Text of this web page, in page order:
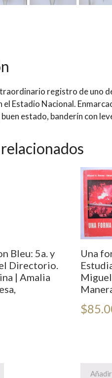
registro de uno
el Estadio Nacional.
estado, banderín con
Bleu: 5a. y
Directorio.
| Amalia
Una
Miguel
$